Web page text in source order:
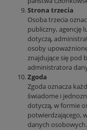
Strona trzecia
Osoba trzecia
publiczny, agencję
dotyczą,
osoby
znajdujące się pod
administratora
Zgoda
Zgoda oznacza
świadome i
dotyczą, w formie
potwierdzającego,
danych osobowych.